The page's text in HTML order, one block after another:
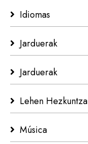
Idiomas
Jarduerak
Jarduerak
Lehen Hezkuntza
Música